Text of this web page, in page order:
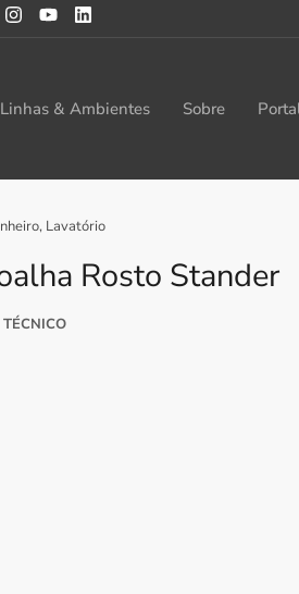
Linhas & Ambientes Sobre
, Lavatório
Rosto Stander